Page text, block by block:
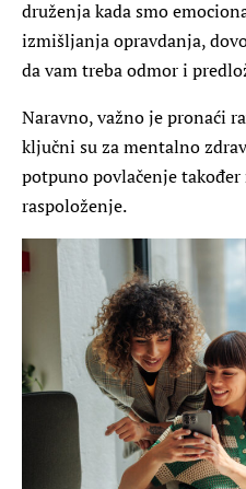
druženja kada smo
izmišljanja opravdanja,
da vam treba odmor i
Naravno, važno je pronaći
ključni su za mentalno
potpuno povlačenje
raspoloženje.